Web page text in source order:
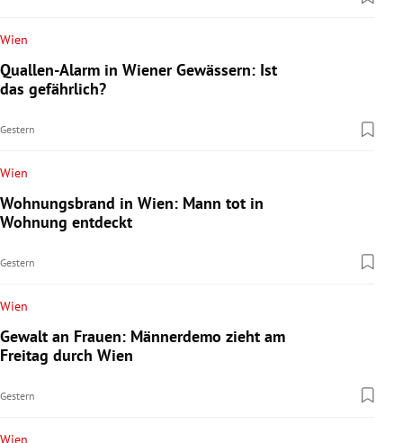
Wien
Quallen-Alarm in Wiener Gewässern: Ist
das gefährlich?
Gestern
Wien
Wohnungsbrand in Wien: Mann tot in
Wohnung entdeckt
Gestern
Wien
Gewalt an Frauen: Männerdemo zieht am
Freitag durch Wien
Gestern
Wien